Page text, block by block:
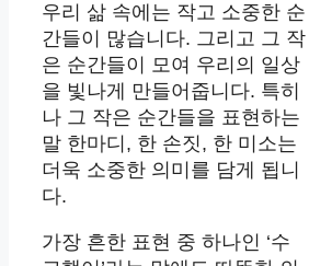
우리 삶 속에는 작고 소중한 순
간들이 많습니다. 그리고 그 작
은 순간들이 모여 우리의 일상
을 빛나게 만들어줍니다. 특히
나 그 작은 순간들을 표현하는
말 한마디, 한 손짓, 한 미소는
더욱 소중한 의미를 담게 됩니
다.
가장 흔한 표현 중 하나인 ‘수